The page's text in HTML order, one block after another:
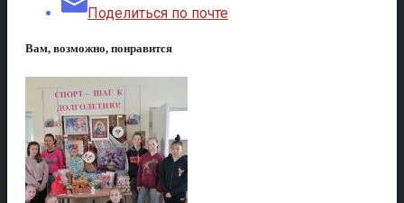
Поделиться по почте
Вам, возможно, понравится